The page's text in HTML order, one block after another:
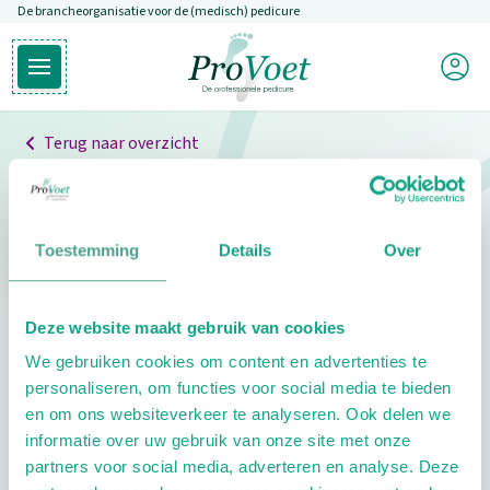
Toestemming Details Over
Deze website maakt gebruik van cookies
We gebruiken cookies om content en advertenties te
personaliseren, om functies voor social media te bieden
en om ons websiteverkeer te analyseren. Ook delen we
informatie over uw gebruik van onze site met onze
partners voor social media, adverteren en analyse. Deze
Overslaan en naar de inhoud gaan
De brancheorganisatie voor de (medisch) pedicure
Open hoofdmenu
Ga naar de homepagina
Mijn
Terug naar overzicht
Professionals
Pedicure niet gevonden
pedicure.